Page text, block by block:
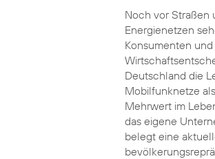
Noch vor Straßen
Energienetzen
Konsumenten und
Deutschland die
Mobilfunknetze
Mehrwert im
das eigene
belegt eine